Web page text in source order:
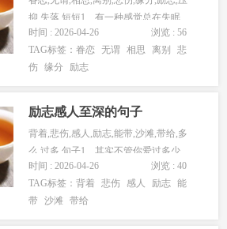
抑,失落,短短1、有一种感觉总在失眠
时，才承认是“相思”...
时间 : 2026-04-26
浏览 : 56
TAG标签：眷恋 无谓 相思 离别
悲
伤 缘分 励志
励志感人至深的句子
背着,悲伤,感人,励志,能带,沙滩,带给,多
么,过多,句子1、其实不管你爱过多少
人，不管你爱的多么快...
时间 : 2026-04-26
浏览 : 40
TAG标签：背着 悲伤 感人 励志 能
带 沙滩 带给